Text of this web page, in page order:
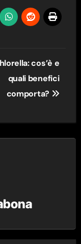
cos’è e
quali benefici
comporta?